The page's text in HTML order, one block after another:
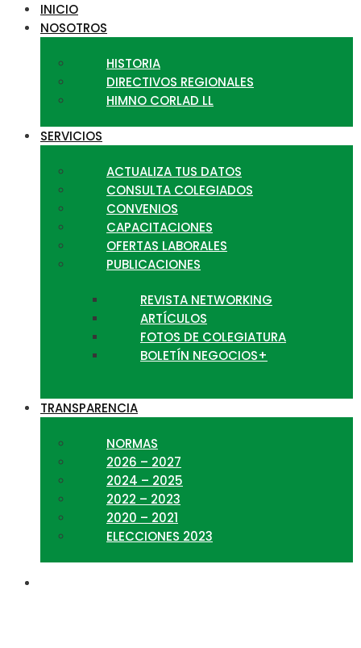
INICIO
NOSOTROS
HISTORIA
DIRECTIVOS REGIONALES
HIMNO CORLAD LL
SERVICIOS
ACTUALIZA TUS DATOS
CONSULTA COLEGIADOS
CONVENIOS
CAPACITACIONES
OFERTAS LABORALES
PUBLICACIONES
REVISTA NETWORKING
ARTÍCULOS
FOTOS DE COLEGIATURA
BOLETÍN NEGOCIOS+
TRANSPARENCIA
NORMAS
2026 – 2027
2024 – 2025
2022 – 2023
2020 – 2021
ELECCIONES 2023